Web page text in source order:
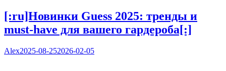
[:ru]Новинки Guess 2025: тренды и
must-have для вашего гардероба[:]
Alex2025-08-252026-02-05